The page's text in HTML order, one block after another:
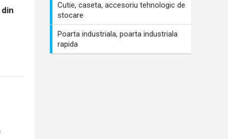
Cutie, caseta, accesoriu tehnologic de
stocare
Poarta industriala, poarta industriala
rapida